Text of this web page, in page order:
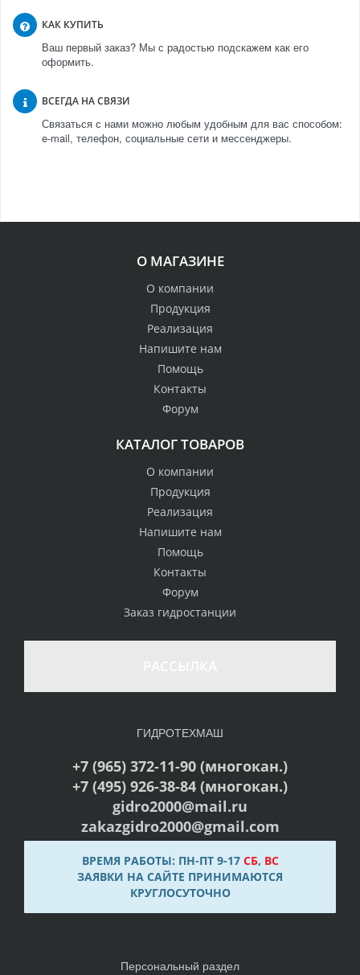
КАК КУПИТЬ
Ваш первый заказ? Мы с радостью подскажем как его
оформить.
ВСЕГДА НА СВЯЗИ
Связаться с нами можно любым удобным для вас способом:
e-mail, телефон, социальные сети и мессенджеры.
О МАГАЗИНЕ
О компании
Продукция
Реализация
Напишите нам
Помощь
Контакты
Форум
КАТАЛОГ ТОВАРОВ
О компании
Продукция
Реализация
Напишите нам
Помощь
Контакты
Форум
Заказ гидростанции
ГИДРОТЕХМАШ
+7 (965) 372-11-90 (многокан.)
+7 (495) 926-38-84 (многокан.)
gidro2000@mail.ru
zakazgidro2000@gmail.com
ВРЕМЯ РАБОТЫ: ПН-ПТ 9-17 СБ, ВС
ЗАЯВКИ НА САЙТЕ ПРИНИМАЮТСЯ
КРУГЛОСУТОЧНО
Персональный раздел